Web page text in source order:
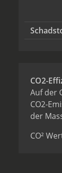
CO2-
Auf der
CO2-
der
CO²